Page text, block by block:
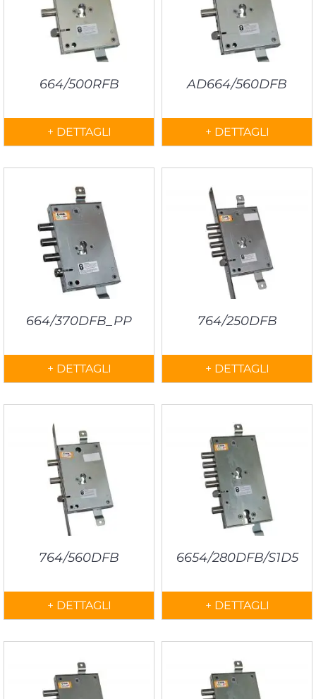
664/500RFB
+ DETTAGLI
AD664/560DFB
+ DETTAGLI
664/370DFB_PP
+ DETTAGLI
764/250DFB
+ DETTAGLI
764/560DFB
+ DETTAGLI
6654/280DFB/S1D5
+ DETTAGLI